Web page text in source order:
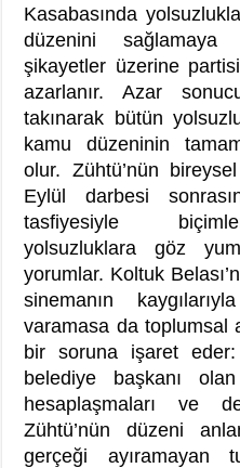
Kasabasında
düzenini
şikayetler üzerine
azarlanır. Azar
takınarak bütün
kamu düzeninin
olur. Zühtü’nün
Eylül darbesi
tasfiyesiyle
yolsuzluklara göz
yorumlar. Koltuk
sinemanın
varamasa da toplumsal
bir soruna işaret
belediye başkanı
hesaplaşmaları ve
Zühtü’nün düzeni
gerçeği ayıramayan